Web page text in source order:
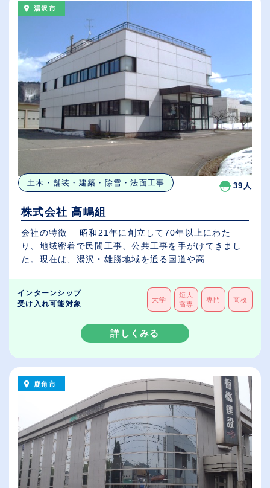
湯沢市
土木・舗装・建築・除雪・法面工事 39人
株式会社 高嶋組
会社の特徴 昭和21年に創立して70年以上にわた
り、地域密着で民間工事、公共工事を手がけてきまし
た。現在は、湯沢・雄勝地域を通る国道や高...
インターンシップ
受け入れ可能対象
大学
短大
高専
専門 高校
詳しくみる
鹿角市